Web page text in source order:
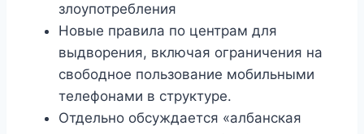
злоупотребления
Новые правила по центрам для
выдворения, включая ограничения на
свободное пользование мобильными
телефонами в структуре.
Отдельно обсуждается «албанская